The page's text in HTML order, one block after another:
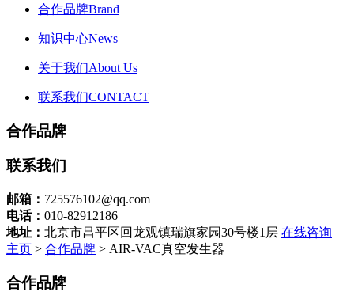
合作品牌Brand
知识中心News
关于我们About Us
联系我们CONTACT
合作品牌
联系我们
邮箱： 725576102@qq.com
电话： 010-82912186
地址： 北京市昌平区回龙观镇瑞旗家园30号楼1层 在线咨询
主页 > 合作品牌 > AIR-VAC真空发生器
合作品牌